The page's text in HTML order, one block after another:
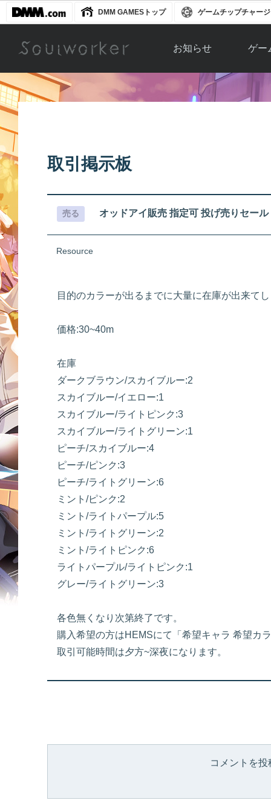
DMM GAMESトップ ゲームチップチャージ
お知らせ
お知らせ一覧
ゲー
ソウ
アップ
取引掲示板
売る オッドアイ販売 指定可 投げ売りセール
Resource
目的のカラーが出るまでに大量に在庫が出来て
価格:30~40m
在庫
ダークブラウン/スカイブルー:2
スカイブルー/イエロー:1
スカイブルー/ライトピンク:3
スカイブルー/ライトグリーン:1
ピーチ/スカイブルー:4
ピーチ/ピンク:3
ピーチ/ライトグリーン:6
ミント/ピンク:2
ミント/ライトパープル:5
ミント/ライトグリーン:2
ミント/ライトピンク:6
ライトパープル/ライトピンク:1
グレー/ライトグリーン:3
各色無くなり次第終了です。
購入希望の方はHEMSにて「希望キャラ 希望カ
取引可能時間は夕方~深夜になります。
コメントを